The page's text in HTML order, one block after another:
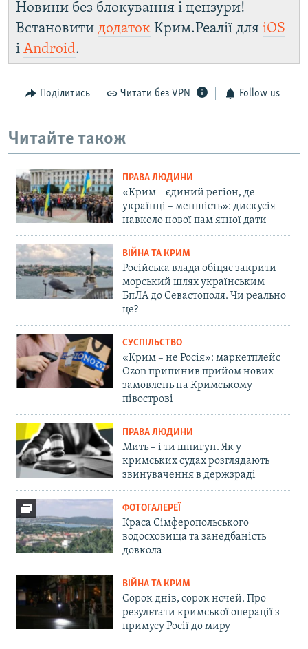
Новини без блокування і цензури!
Встановити додаток Крим.Реалії для iOS
і Android.
Поділитись Читати без VPN Follow us
Читайте також
ПРАВА ЛЮДИНИ
«Крим – єдиний регіон, де
українці – меншість»: дискусія
навколо нової пам'ятної дати
ВІЙНА ТА КРИМ
Російська влада обіцяє закрити
морський шлях українським
БпЛА до Севастополя. Чи реально
це?
СУСПІЛЬСТВО
«Крим – не Росія»: маркетплейс
Ozon припинив прийом нових
замовлень на Кримському
півострові
ПРАВА ЛЮДИНИ
Мить – і ти шпигун. Як у
кримських судах розглядають
звинувачення в держзраді
ФОТОГАЛЕРЕЇ
Краса Сімферопольського
водосховища та занедбаність
довкола
ВІЙНА ТА КРИМ
Сорок днів, сорок ночей. Про
результати кримської операції з
примусу Росії до миру